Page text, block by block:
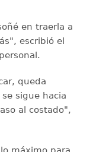
en traerla a
escribió el
queda
sigue hacia
al costado",